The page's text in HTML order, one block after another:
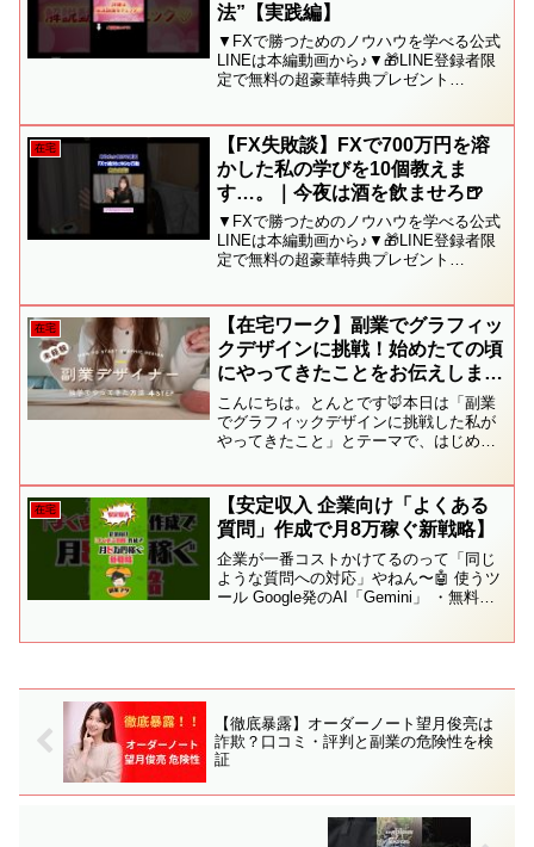
法”【実践編】
▼FXで勝つためのノウハウを学べる公式
LINEは本編動画から♪▼🎁LINE登録者限
定で無料の超豪華特典プレゼント
🎁💎ムダを一切省いた超シンプル手法！
ゆいはる流”脱力...
在宅
【FX失敗談】FXで700万円を溶
かした私の学びを10個教えま
す…。｜今夜は酒を飲ませろ🍺
▼FXで勝つためのノウハウを学べる公式
LINEは本編動画から♪▼🎁LINE登録者限
定で無料の超豪華特典プレゼント
🎁💎ムダを一切省いた超シンプル手法！
ゆいはる流”脱力...
在宅
【在宅ワーク】副業でグラフィッ
クデザインに挑戦！始めたての頃
にやってきたことをお伝えします
💪
こんにちは。とんとです🦊本日は「副業
でグラフィックデザインに挑戦した私が
やってきたこと」とテーマで、はじめて
に興味はあるけどなかなか踏み出せてい
ない...という方や、...
在宅
【安定収入 企業向け「よくある
質問」作成で月8万稼ぐ新戦略】
企業が一番コストかけてるのって「同じ
ような質問への対応」やねん〜🤖 使うツ
ール Google発のAI「Gemini」 ・無料プ
【徹底暴露】オーダーノート望月俊亮は
詐欺？口コミ・評判と副業の危険性を検
証